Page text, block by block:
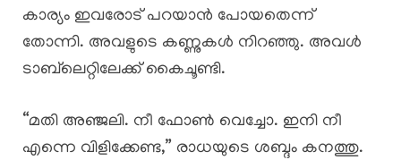
കാര്യം ഇവരോട് പറയാൻ പോയതെന്ന്
തോന്നി. അവളുടെ കണ്ണുകൾ നിറഞ്ഞു. അവൾ
ടാബ്‌ലെറ്റിലേക്ക് കൈചൂണ്ടി.
“മതി അഞ്ജലി. നീ ഫോൺ വെച്ചോ. ഇനി നീ
എന്നെ വിളിക്കേണ്ട,” രാധയുടെ ശബ്ദം കനത്തു.